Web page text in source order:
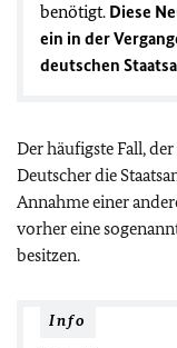
benötigt. Diese
ein in der
deutschen
Der häufigste Fall,
Deutscher die
Annahme einer
vorher eine
besitzen.
Info